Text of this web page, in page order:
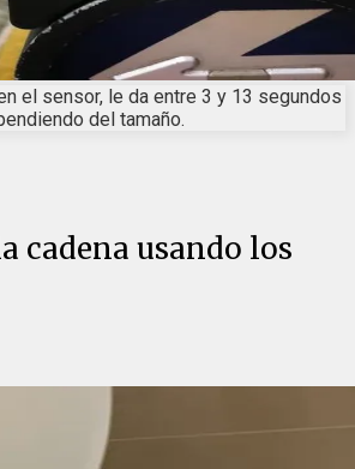
el sensor, le da entre 3 y 13 segundos
del tamaño.
cadena usando los